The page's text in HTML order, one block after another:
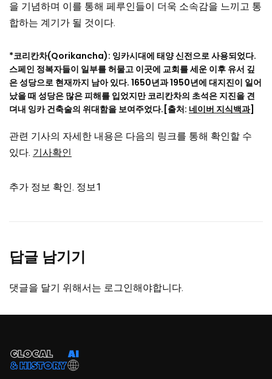
을 기념하며 이를 통해 페루인들이 더욱 소속감을 느끼고 통
합하는 계기가 될 것이다.
*코리칸차(Qorikancha): 잉카시대에 태양 신전으로 사용되었다.
스페인 정복자들이 일부를 허물고 이곳에 교회를 세운 이후 유서 깊
은 성당으로 현재까지 남아 있다. 1650년과 1950년에 대지진이 일어
났을 때 성당은 많은 피해를 입었지만 코리칸차의 초석은 지진을 견
뎌내 잉카 건축술의 위대함을 보여주었다.[출처: 네이버 지식백과]
관련 기사의 자세한 내용은 다음의 링크를 통해 확인할 수
있다. 기사확인
추가 정보 확인. 정보1
답글 남기기
댓글을 달기 위해서는 로그인해야합니다.